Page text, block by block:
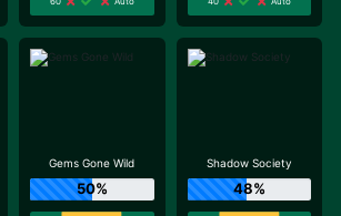
Gems Gone Wild
50%
Shadow Society
48%